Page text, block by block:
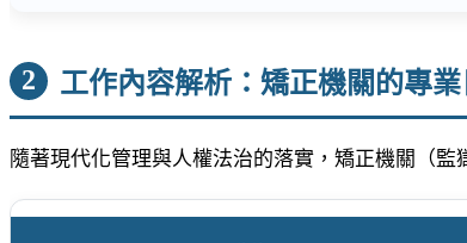
2 工作內容解析：矯正機關的專業
隨著現代化管理與人權法治的落實，矯正機關（